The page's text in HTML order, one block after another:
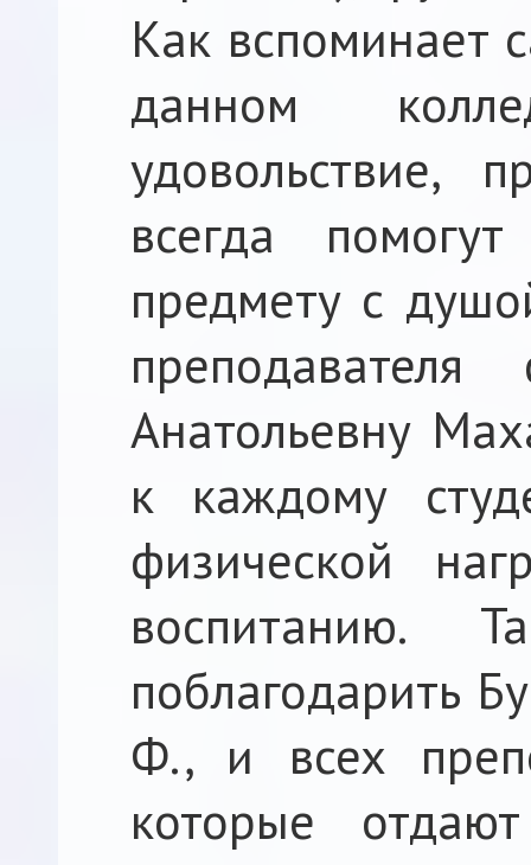
Как вспоминает
данном
удовольствие,
всегда
предмету с
Анатольевну
к каждому
физической
поблагодарить
Ф., и всех
которые